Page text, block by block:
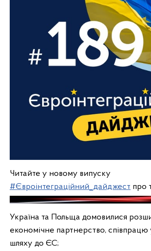
Читайте у новому випуску
#Євроінтеграційний_дайджест про
Україна та Польща домовилися
економічне партнерство, співпрацю
шляху до ЄС;